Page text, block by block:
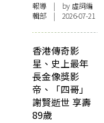
報導 | by 虛詞編
輯部 | 2026-07-21
香港傳奇影
星、史上最年
長金像獎影
帝、「四哥」
謝賢逝世 享壽
89歲